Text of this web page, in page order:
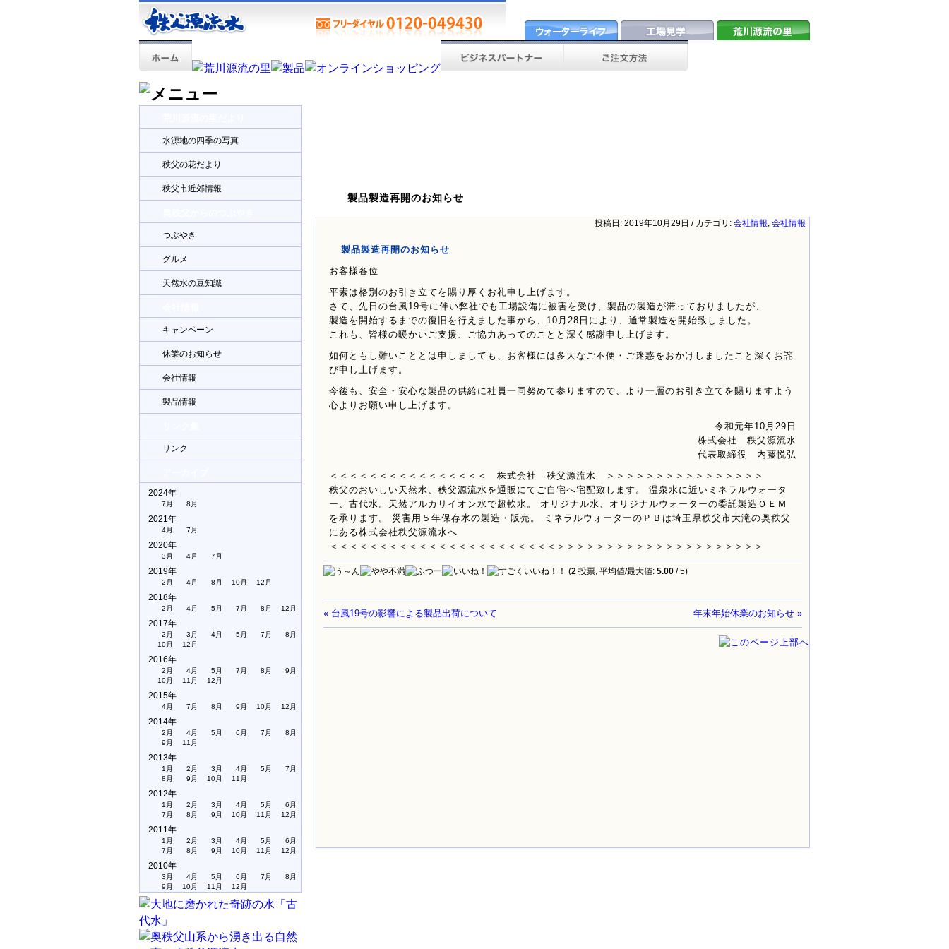
水源地の四季の写真
秩父の花だより
秩父市近郊情報
つぶやき
グルメ
天然水の豆知識
キャンペーン
休業のお知らせ
会社情報
製品情報
リンク
2024年
7月 8月
2021年
4月 7月
2020年
3月 4月 7月
2019年
2月 4月 8月 10月 12月
2018年
2月 4月 5月 7月 8月 12月
2017年
2月 3月 4月 5月 7月
8月
10月
12月
2016年
2月 4月 5月 7月 8月
9月
10月
11月 12月
2015年
4月 7月 8月 9月 10月 12月
2014年
2月 4月 5月 6月 7月
8月
9月
11月
2013年
1月 2月 3月 4月 5月
7月
8月
9月 10月 11月
2012年
1月 2月 3月 4月 5月
6月
7月
8月 9月 10月 11月 12月
2011年
1月 2月 3月 4月 5月
6月
7月
8月 9月 10月 11月 12月
2010年
3月 4月 5月 6月 7月
8月
9月
10月 11月 12月
製品製造再開のお知らせ
投稿日: 2019年10月29日 / カテゴリ: 会社情報, 会社情報
製品製造再開のお知らせ
お客様各位
平素は格別のお引き立てを賜り厚くお礼申し上げます。
さて、先日の台風19号に伴い弊社でも工場設備に被害を受け、製品の製造が滞っておりましたが、
製造を開始するまでの復旧を行えました事から、10月28日により、通常製造を開始致しました。
これも、皆様の暖かいご支援、ご協力あってのことと深く感謝申し上げます。
如何ともし難いこととは申しましても、お客様には多大なご不便・ご迷惑をおかけしましたこと深くお詫
び申し上げます。
今後も、安全・安心な製品の供給に社員一同努めて参りますので、より一層のお引き立てを賜りますよう
心よりお願い申し上げます。
令和元年10月29日
株式会社 秩父源流水
代表取締役 内藤悦弘
＜＜＜＜＜＜＜＜＜＜＜＜＜＜＜＜ 株式会社 秩父源流水 ＞＞＞＞＞＞＞＞＞＞＞＞＞＞＞＞
秩父のおいしい天然水、秩父源流水を通販にてご自宅へ宅配致します。 温泉水に近いミネラルウォータ
ー、古代水。天然アルカリイオン水で超軟水。 オリジナル水、オリジナルウォーターの委託製造ＯＥＭ
を承ります。 災害用５年保存水の製造・販売。 ミネラルウォーターのＰＢは埼玉県秩父市大滝の奥秩父
にある株式会社秩父源流水へ
＜＜＜＜＜＜＜＜＜＜＜＜＜＜＜＜＜＜＜＜＜＜＜＞＞＞＞＞＞＞＞＞＞＞＞＞＞＞＞＞＞＞＞＞
(2 投票, 平均値/最大値: 5.00 / 5)
« 台風19号の影響による製品出荷について 年末年始休業のお知らせ »